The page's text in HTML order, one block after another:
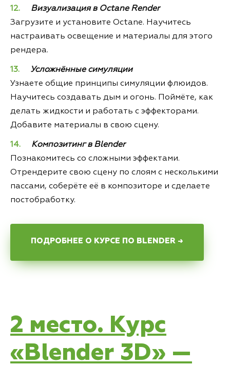
Визуализация в Octane Render
Загрузите и установите Octane. Научитесь
настраивать освещение и материалы для этого
рендера.
Усложнённые симуляции
Узнаете общие принципы симуляции флюидов.
Научитесь создавать дым и огонь. Поймёте, как
делать жидкости и работать с эффекторами.
Добавите материалы в свою сцену.
Композитинг в Blender
Познакомитесь со сложными эффектами.
Отрендерите свою сцену по слоям с несколькими
пассами, соберёте её в композиторе и сделаете
постобработку.
ПОДРОБНЕЕ О КУРСЕ ПО BLENDER →
2 место. Курс
«Blender 3D» —